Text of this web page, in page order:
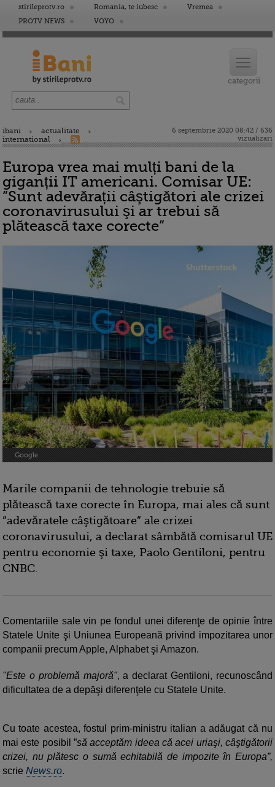
stirileprotv.ro Romania, te iubesc
Vremea
PROTV NEWS
VOYO
ibani
actualitate
international
6 septembrie 2020 08:42 / 636
vizualizari
Europa vrea mai mulți bani de la
giganții IT americani. Comisar UE:
”Sunt adevărații câştigători ale crizei
coronavirusului şi ar trebui să
plătească taxe corecte”
Google
Marile companii de tehnologie trebuie să
plătească taxe corecte în Europa, mai ales că sunt
”adevăratele câştigătoare” ale crizei
coronavirusului, a declarat sâmbătă comisarul UE
pentru economie şi taxe, Paolo Gentiloni, pentru
CNBC.
Comentariile sale vin pe fondul unei diferenţe de opinie între
Statele Unite şi Uniunea Europeană privind impozitarea unor
companii precum Apple, Alphabet şi Amazon.
"Este o problemă majoră", a declarat Gentiloni, recunoscând
dificultatea de a depăşi diferenţele cu Statele Unite.
Cu toate acestea, fostul prim-ministru italian a adăugat că nu
mai este posibil ”să acceptăm ideea că acei uriaşi, câştigătorii
crizei, nu plătesc o sumă echitabilă de impozite în Europa”,
scrie News.ro.